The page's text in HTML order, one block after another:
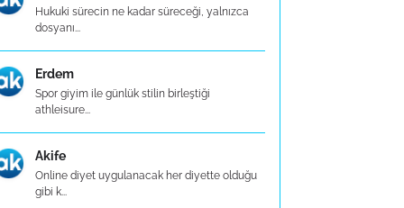
Hukuki sürecin ne kadar süreceği, yalnızca
dosyanı...
Erdem
Spor giyim ile günlük stilin birleştiği
athleisure...
Akife
Online diyet uygulanacak her diyette olduğu
gibi k...